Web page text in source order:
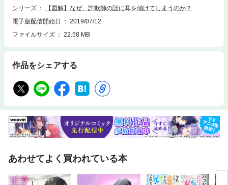
シリーズ
【図解】なぜ、詐欺師の話に耳を傾けてしまうのか？
電子版配信開始日
2019/07/12
ファイルサイズ
22.58 MB
作品をシェアする
あわせてよく買われている本